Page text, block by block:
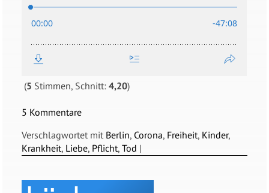
(5 Stimmen, Schnitt:4,20)
5 Kommentare
Verschlagwortet mit Berlin,Corona, Freiheit, Kinder,
Krankheit, Liebe, Pflicht,Tod |